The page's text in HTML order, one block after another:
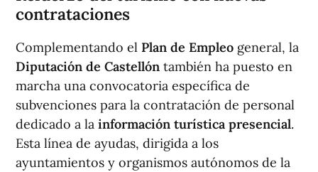
contrataciones
Complementando el Plan de Empleo general, la
Diputación de Castellón también ha puesto en
marcha una convocatoria específica de
subvenciones para la contratación de personal
dedicado a la información turística presencial.
Esta línea de ayudas, dirigida a los
ayuntamientos y organismos autónomos de la